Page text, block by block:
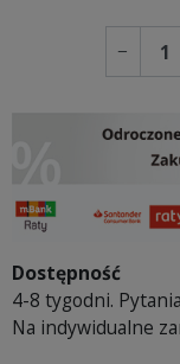
−
Dostępność
4-8 tygodni.
Na indywidualne